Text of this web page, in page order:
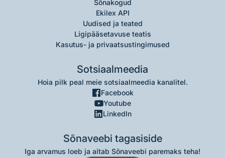
Sõnakogud
Ekilex API
Uudised ja teated
Ligipääsetavuse teatis
Kasutus- ja privaatsustingimused
Sotsiaalmeedia
Hoia pilk peal meie sotsiaalmeedia kanalitel.
Facebook
Youtube
LinkedIn
Sõnaveebi tagasiside
Iga arvamus loeb ja aitab Sõnaveebi paremaks teha!